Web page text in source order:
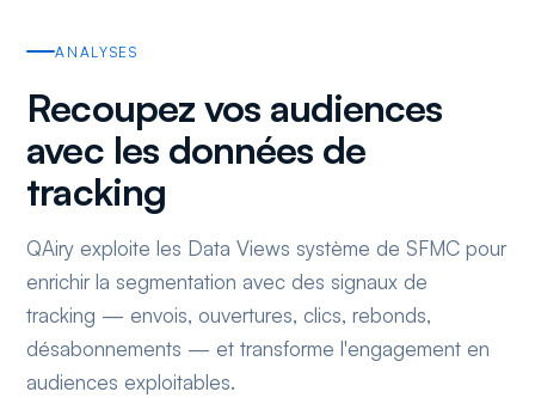
ANALYSES
Recoupez vos audiences
avec les données de
tracking
QAiry exploite les Data Views système de SFMC pour
enrichir la segmentation avec des signaux de
tracking — envois, ouvertures, clics, rebonds,
désabonnements — et transforme l'engagement en
audiences exploitables.